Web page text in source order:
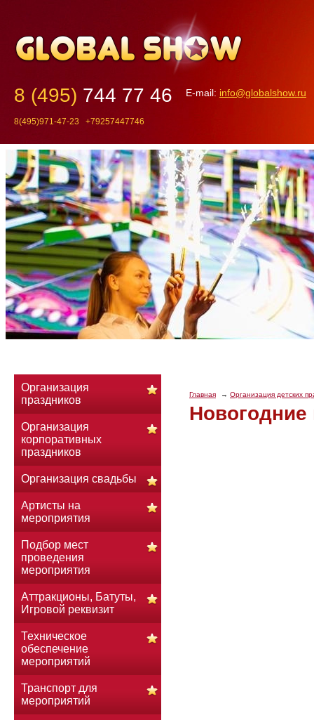
8 (495) 744 77 46
8(495)971-47-23 +79257447746
E-mail: info@globalshow.ru
Главная Организация детских
Организация
праздников
Организация
корпоративных
праздников
Организация свадьбы
Артисты на
мероприятия
Подбор мест
проведения
мероприятия
Аттракционы, Батуты,
Игровой реквизит
Техническое
обеспечение
мероприятий
Транспорт для
мероприятий